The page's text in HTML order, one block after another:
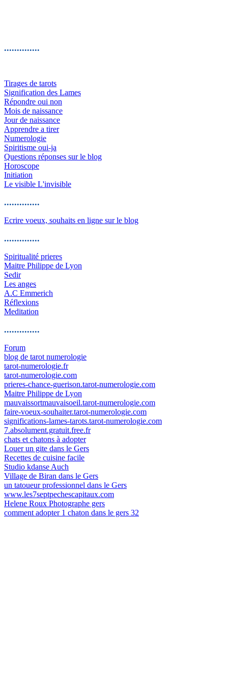
..............
Tirages de tarots
Signification des Lames
Répondre oui non
Mois de naissance
Jour de naissance
Apprendre a tirer
Numerologie
Spiritisme oui-ja
Questions réponses sur le blog
Horoscope
Initiation
Le visible L'invisible
..............
Ecrire voeux, souhaits en ligne sur le blog
..............
Spiritualité prieres
Maitre Philippe de Lyon
Sedir
Les anges
A.C Emmerich
Réflexions
Meditation
..............
Forum
blog de tarot numerologie
tarot-numerologie.fr
tarot-numerologie.com
prieres-chance-guerison.tarot-numerologie.com
Maitre Philippe de Lyon
mauvaissortmauvaisoeil.tarot-numerologie.com
faire-voeux-souhaiter.tarot-numerologie.com
significations-lames-tarots.tarot-numerologie.com
7.absolument.gratuit.free.fr
chats et chatons à adopter
Louer un gite dans le Gers
Recettes de cuisine facile
Studio kdanse Auch
Village de Biran dans le Gers
un tatoueur professionnel dans le Gers
www.les7septpechescapitaux.com
Helene Roux Photographe gers
comment adopter 1 chaton dans le gers 32